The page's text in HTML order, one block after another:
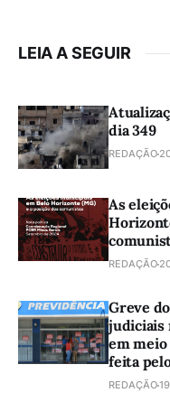
LEIA A SEGUIR
dia 349
REDAÇÃO
As
REDAÇÃO
Greve
judiciais
em meio
feita
REDAÇÃO